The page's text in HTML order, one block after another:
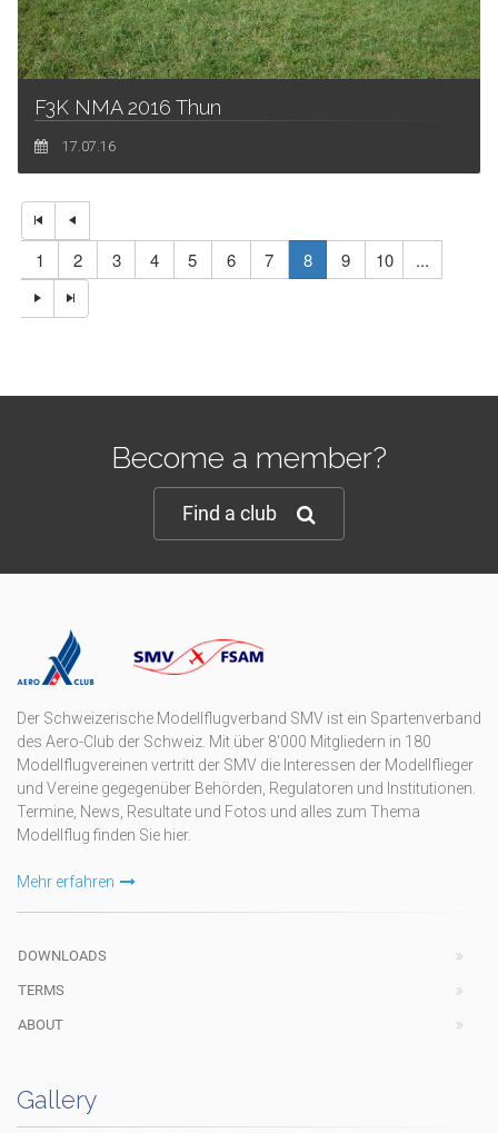
F3K NMA 2016 Thun
17.07.16
1 2 3 4 5 6 7 8 9 10 ...
Become a member?
Find a club
Der Schweizerische Modellflugverband SMV ist ein Spartenverband
des Aero-Club der Schweiz. Mit über 8'000 Mitgliedern in 180
Modellflugvereinen vertritt der SMV die Interessen der Modellflieger
und Vereine gegegenüber Behörden, Regulatoren und Institutionen.
Termine, News, Resultate und Fotos und alles zum Thema
Modellflug finden Sie hier.
Mehr erfahren
DOWNLOADS
TERMS
ABOUT
Gallery